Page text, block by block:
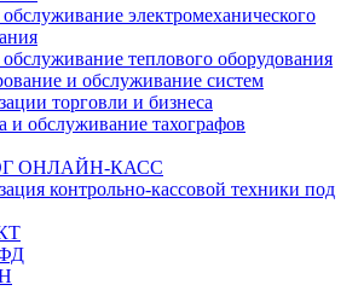
электромеханического
теплового оборудования
и обслуживание систем
торговли и бизнеса
и обслуживание тахографов
ОНЛАЙН-КАСС
контрольно-кассовой техники под